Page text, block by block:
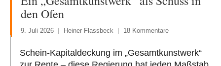
den Ofen
9. Juli 2026 Heiner Flassbeck 18 Kommentare
Schein-Kapitaldeckung im „Gesamtkunstwerk“